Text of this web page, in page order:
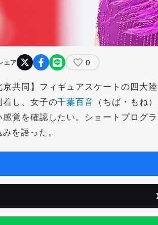
ェア 0
共同】フィギュアスケートの四大
着し、女子の千葉百音 （ちば・もね
感覚を確認したい。ショートプログ
を語った。